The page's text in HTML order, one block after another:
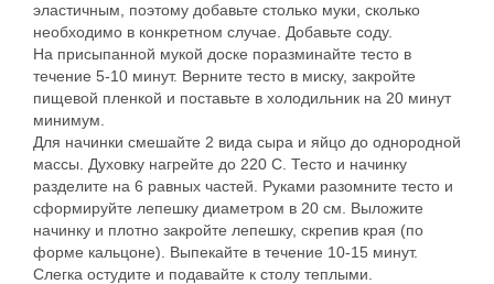
эластичным, поэтому добавьте столько муки, сколько
необходимо в конкретном случае. Добавьте соду.
На присыпанной мукой доске поразминайте тесто в
течение 5-10 минут. Верните тесто в миску, закройте
пищевой пленкой и поставьте в холодильник на 20 минут
минимум.
Для начинки смешайте 2 вида сыра и яйцо до однородной
массы. Духовку нагрейте до 220 C. Тесто и начинку
разделите на 6 равных частей. Руками разомните тесто и
сформируйте лепешку диаметром в 20 см. Выложите
начинку и плотно закройте лепешку, скрепив края (по
форме кальцоне). Выпекайте в течение 10-15 минут.
Слегка остудите и подавайте к столу теплыми.